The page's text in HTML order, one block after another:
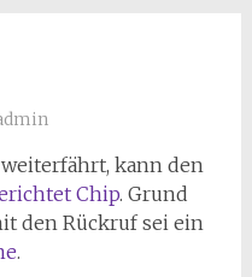
kann den
Chip. Grund
den Rückruf sei ein
.